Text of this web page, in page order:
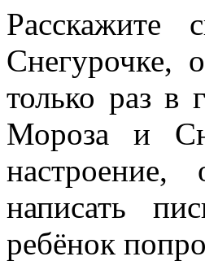
Расскажите
Снегурочке,
только раз в
Мороза и
написать
ребёнок